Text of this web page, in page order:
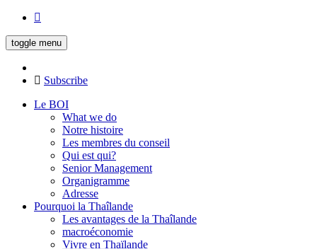
toggle menu
Subscribe
Le BOI
What we do
Notre histoire
Les membres du conseil
Qui est qui?
Senior Management
Organigramme
Adresse
Pourquoi la Thaîlande
Les avantages de la Thaîlande
macroéconomie
Vivre en Thaïlande